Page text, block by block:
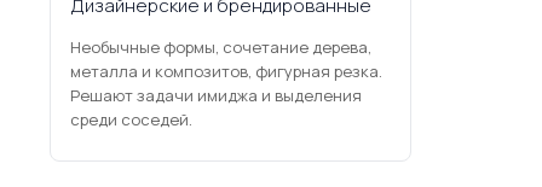
Дизайнерские и брендированные
Необычные формы, сочетание дерева,
металла и композитов, фигурная резка.
Решают задачи имиджа и выделения
среди соседей.